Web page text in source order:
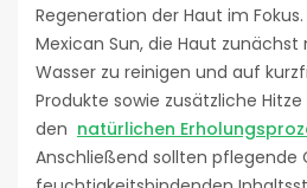
Regeneration der Haut im
Mexican Sun, die Haut
Wasser zu reinigen und auf
Produkte sowie zusätzliche
den natürlichen
Anschließend sollten pflegende